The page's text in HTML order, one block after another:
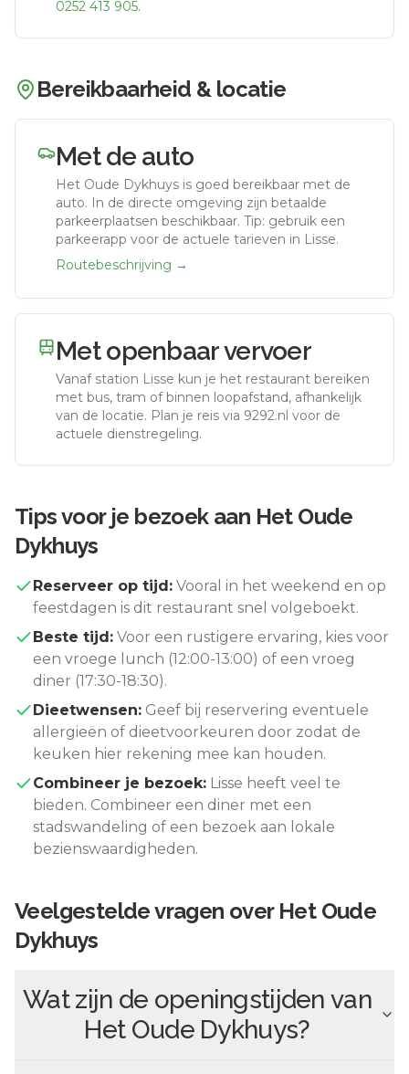
0252 413 905.
Bereikbaarheid & locatie
Met de auto
Het Oude Dykhuys is goed bereikbaar met de
auto. In de directe omgeving zijn betaalde
parkeerplaatsen beschikbaar. Tip: gebruik een
parkeerapp voor de actuele tarieven in Lisse.
Routebeschrijving →
Met openbaar vervoer
Vanaf station Lisse kun je het restaurant bereiken
met bus, tram of binnen loopafstand, afhankelijk
van de locatie. Plan je reis via 9292.nl voor de
actuele dienstregeling.
Tips voor je bezoek aan Het Oude
Dykhuys
Reserveer op tijd: Vooral in het weekend en op
feestdagen is dit restaurant snel volgeboekt.
Beste tijd: Voor een rustigere ervaring, kies voor
een vroege lunch (12:00-13:00) of een vroeg
diner (17:30-18:30).
Dieetwensen: Geef bij reservering eventuele
allergieën of dieetvoorkeuren door zodat de
keuken hier rekening mee kan houden.
Combineer je bezoek: Lisse heeft veel te
bieden. Combineer een diner met een
stadswandeling of een bezoek aan lokale
bezienswaardigheden.
Veelgestelde vragen over Het Oude
Dykhuys
Wat zijn de openingstijden van
Het Oude Dykhuys?